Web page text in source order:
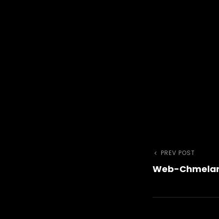
Previous
Post
PREV POST
Web-